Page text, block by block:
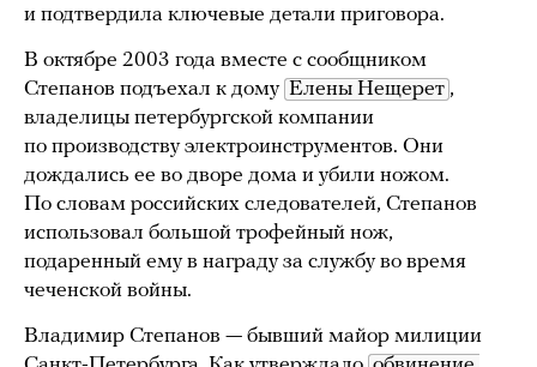
и подтвердила ключевые детали приговора.
В октябре 2003 года вместе с сообщником
Степанов подъехал к дому Елены Нещерет ,
владелицы петербургской компании
по производству электроинструментов. Они
дождались ее во дворе дома и убили ножом.
По словам российских следователей, Степанов
использовал большой трофейный нож,
подаренный ему в награду за службу во время
чеченской войны.
Владимир Степанов — бывший майор милиции